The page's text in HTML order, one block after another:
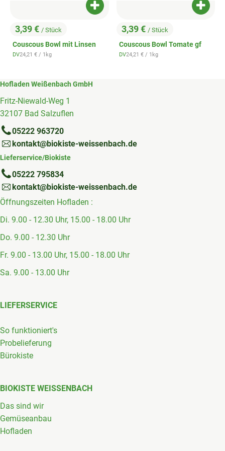
, Preis:
3,39 € / Stück
Couscous Bowl mit Linsen
, Herkunft:
DV, Referenzpreis:
24,21 € / 1kg
Produkt zum Warenkorb hinzufügen
, Preis:
3,39 € / Stück
Couscous Bowl Tomate gf
, Herkunft:
DV, Referenzpreis:
24,21 € / 1kg
Hofladen Weißenbach GmbH
Fritz-Niewald-Weg 1
32107 Bad Salzuflen
05222 963720
kontakt@biokiste-weissenbach.de
Lieferservice/Biokiste
05222 795834
kontakt@biokiste-weissenbach.de
Öffnungszeiten Hofladen :
Di. 9.00 - 12.30 Uhr, 15.00 - 18.00 Uhr
Do. 9.00 - 12.30 Uhr
Fr. 9.00 - 13.00 Uhr, 15.00 - 18.00 Uhr
Sa. 9.00 - 13.00 Uhr
LIEFERSERVICE
So funktioniert's
Probelieferung
Bürokiste
BIOKISTE WEISSENBACH
Das sind wir
Gemüseanbau
Hofladen